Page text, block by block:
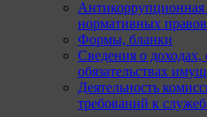
Антикоррупционная
нормативных
Формы, бланки
Сведения о
обязательствах
Деятельность
требований к